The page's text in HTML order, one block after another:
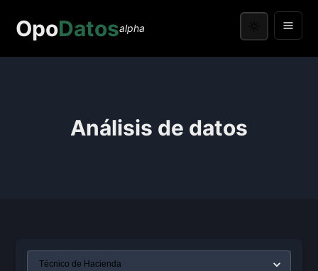
OpoDatosalpha
Análisis de datos